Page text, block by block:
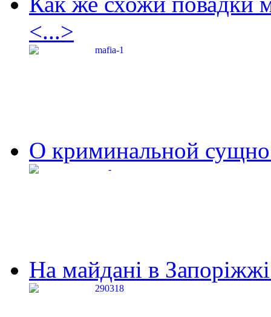
<...>
О криминальной
На майдані в